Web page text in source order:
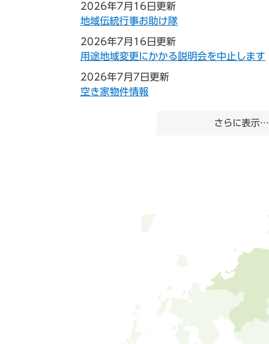
2026年7月16日更新
地域伝統行事お助け隊
2026年7月16日更新
用途地域変更にかかる説明会を中止します
2026年7月7日更新
空き家物件情報
さらに表示…